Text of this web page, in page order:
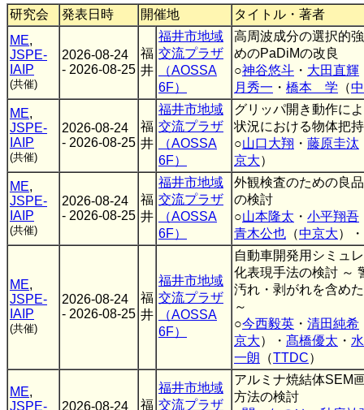
研究会 発表日時 開催地
タイトル・著者
ME,
JSPE-
IAIP
(共催)
2026-08-24
- 2026-08-25
福
井
福井市地域
交流プラザ
（AOSSA
6F）
高周波成分の選択的
めのPaDiMの改良
○神谷悠斗 ・ 大田直輝
月秀一 ・ 橋本 学 （
ME,
JSPE-
IAIP
(共催)
2026-08-24
- 2026-08-25
福
井
福井市地域
交流プラザ
（AOSSA
6F）
グリッパ開き動作に
状況における物体把
○山口大翔 ・ 藤原圭汰
京大）
ME,
JSPE-
IAIP
(共催)
2026-08-24
- 2026-08-25
福
井
福井市地域
交流プラザ
（AOSSA
6F）
外観検査のための良
の検討
○山本隆太 ・ 小平翔吾
青木公也 （中京大）・
ME,
JSPE-
IAIP
(共催)
2026-08-24
- 2026-08-25
福
井
福井市地域
交流プラザ
（AOSSA
6F）
自動車開発用シミュ
化表現手法の検討 ～
汚れ・剥がれを含め
～
○今西毅英 ・ 清田純希
京大）・ 髙橋優太 ・
一朗 （TTDC）
ME,
JSPE-
2026-08-24
福
福井市地域
交流プラザ
アルミナ焼結体SEM
方法の検討